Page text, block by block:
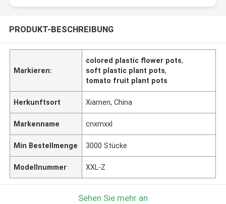
PRODUKT-BESCHREIBUNG
Markieren:
colored plastic flower pots,
soft plastic plant pots,
tomato fruit plant pots
Herkunftsort Xiamen, China
Markenname cnxmxxl
Min Bestellmenge 3000 Stücke
Modellnummer XXL-Z
Sehen Sie mehr an